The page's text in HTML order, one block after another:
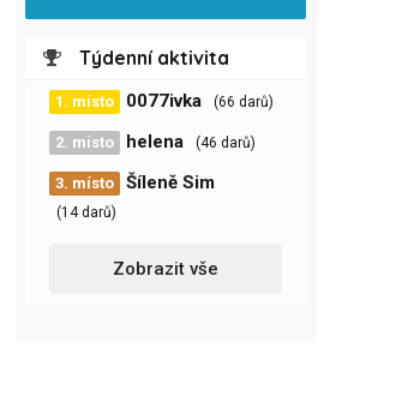
Týdenní aktivita
1. místo 0077ivka (66 darů)
2. místo helena (46 darů)
3. místo Šíleně Sim
(14 darů)
Zobrazit vše